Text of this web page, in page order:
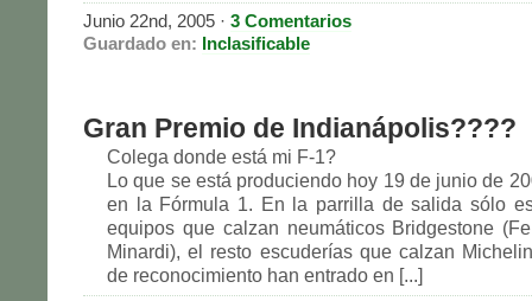
Junio 22nd, 2005 · 3 Comentarios
Guardado en: Inclasificable
Gran Premio de Indianápolis????
Colega donde está mi F-1?
Lo que se está produciendo hoy 19 de junio de
en la Fórmula 1. En la parrilla de salida sólo
equipos que calzan neumáticos Bridgestone
Minardi), el resto escuderías que calzan
de reconocimiento han entrado en [...]